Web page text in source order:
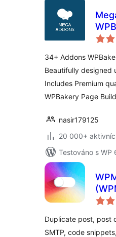
34+ Addons
Beautifully designed
Includes Premium
WPBakery Page
nasir179125
20 000+
Testováno s WP
one
Duplicate post, post
SMTP, code